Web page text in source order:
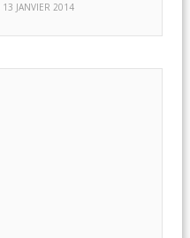
13 JANVIER 2014